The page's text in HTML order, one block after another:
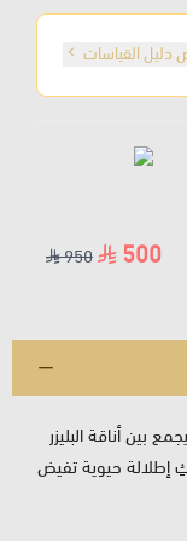
دليل القياسات
500
950
بين أناقة البليزر
إطلالة حيوية تفيض